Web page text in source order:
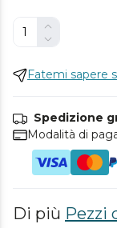
Fatemi sapere
Spedizione
Modalità di
Di più Pezzi